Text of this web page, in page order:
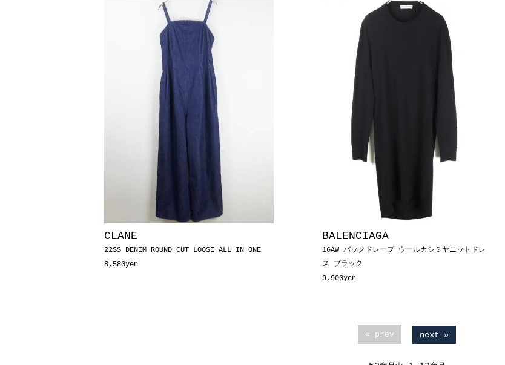
CLANE
22SS DENIM ROUND CUT LOOSE ALL IN ONE
8,580yen
BALENCIAGA
16AW バックドレープ ウールカシミヤニットドレ
ス ブラック
9,900yen
« prev next »